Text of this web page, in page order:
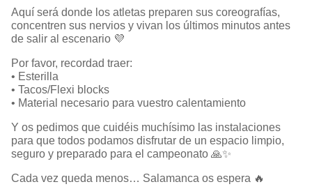
Aquí será donde los atletas preparen sus coreografías,
concentren sus nervios y vivan los últimos minutos antes
de salir al escenario 💜
Por favor, recordad traer:
• Esterilla
• Tacos/Flexi blocks
• Material necesario para vuestro calentamiento
Y os pedimos que cuidéis muchísimo las instalaciones
para que todos podamos disfrutar de un espacio limpio,
seguro y preparado para el campeonato 🙏✨
Cada vez queda menos… Salamanca os espera 🔥